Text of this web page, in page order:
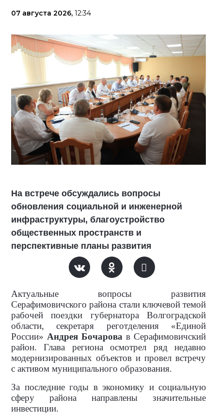
07 августа 2026, 12:34
На встрече обсуждались вопросы
обновления социальной и инженерной
инфраструктуры, благоустройство
общественных пространств и
перспективные планы развития
Актуальные вопросы развития
Серафимовичского района стали ключевой темой
рабочей поездки губернатора Волгоградской
области, секретаря реготделения «Единой
России» Андрея Бочарова в Серафимовичский
район. Глава региона осмотрел ряд недавно
модернизированных объектов и провел встречу
с активом муниципального образования.
За последние годы в экономику и социальную
сферу района направлены значительные
инвестиции.